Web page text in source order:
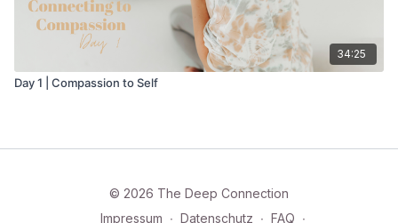
34:25
Day 1 | Compassion to Self
© 2026 The Deep Connection
Impressum ∙ Datenschutz ∙ FAQ ∙